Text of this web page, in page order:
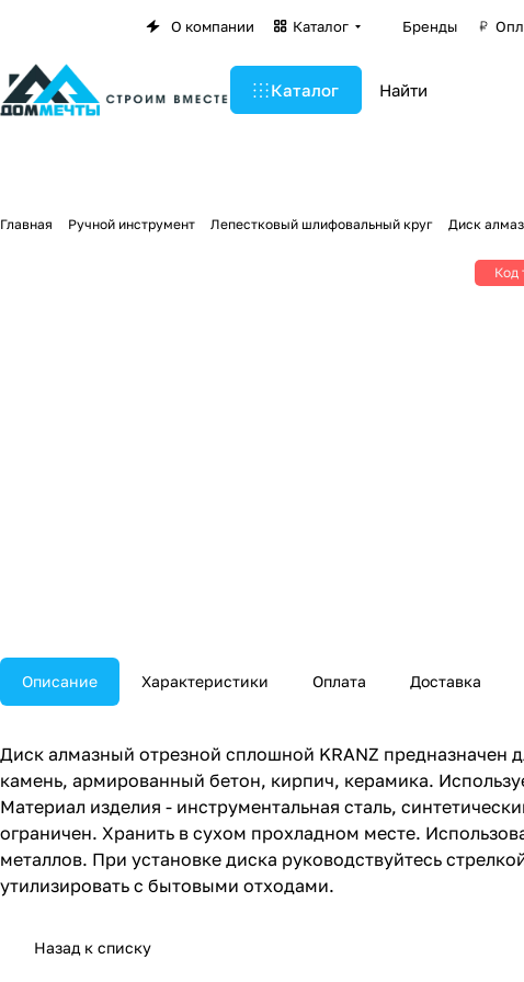
О компании Каталог Бренды
Каталог
Главная Ручной инструмент Лепестковый шлифовальный круг Диск
Код
Описание Характеристики Оплата Доставка
Диск алмазный отрезной сплошной KRANZ предназначен
камень, армированный бетон, кирпич, керамика.
Материал изделия - инструментальная сталь,
ограничен. Хранить в сухом прохладном месте.
металлов. При установке диска руководствуйтесь
утилизировать с бытовыми отходами.
Назад к списку